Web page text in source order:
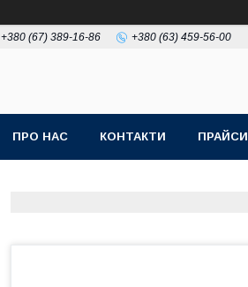
+380 (67) 389-16-86 +380 (63) 459-56-00
ПРО НАС КОНТАКТИ ПРАЙСИ